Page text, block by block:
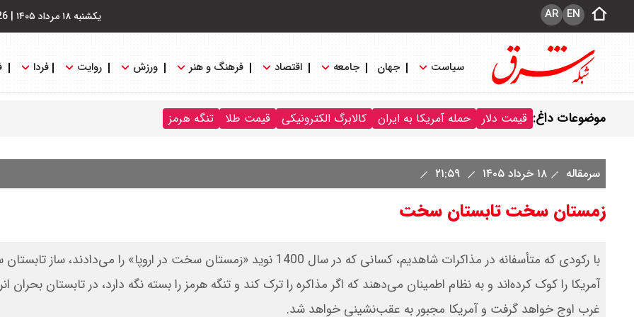
یکشنبه ۱۸ مرداد ۱۴۰۵ | EN
AR
سیاست جهان جامعه اقتصاد فرهنگ و هنر ورزش روایت فردا
موضوعات داغ: قیمت دلار حمله آمریکا به ایران کالابرگ الکترونیکی قیمت طلا تنگه هرمز
سرمقاله ۱۸ خرداد ۱۴۰۵
زمستان سخت تابستان سخت
با رکودی که متأسفانه در مذاکرات شاهدیم، کسانی که در سال 1400 نوید «زمستان سخت در اروپا» را می‌دادند،
آمریکا را کوک کرده‌اند و به نظام اطمینان می‌دهند که اگر مذاکره را ترک کند و تنگه هرمز را بسته نگه دارد، در تابستان بحران
غرب اوج خواهد گرفت و آمریکا مجبور به عقب‌نشینی خواهد شد.